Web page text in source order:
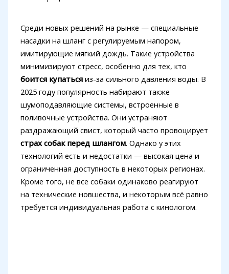
Среди новых решений на рынке — специальные
насадки на шланг с регулируемым напором,
имитирующие мягкий дождь. Такие устройства
минимизируют стресс, особенно для тех, кто
боится купатьсяиз-за сильного давления воды. В
2025 году популярность набирают также
шумоподавляющие системы, встроенные в
поливочные устройства. Они устраняют
раздражающий свист, который часто провоцирует
страх собак перед шлангом. Однако у этих
технологий есть и недостатки — высокая цена и
ограниченная доступность в некоторых регионах.
Кроме того, не все собаки одинаково реагируют
на технические новшества, и некоторым всё равно
требуется индивидуальная работа с кинологом.